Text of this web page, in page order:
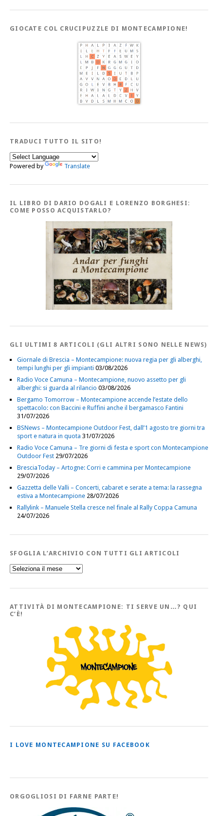
GIOCATE COL CRUCIPUZZLE DI MONTECAMPIONE!
TRADUCI TUTTO IL SITO!
Powered by Translate
IL LIBRO DI DARIO DOGALI E LORENZO BORGHESI:
COME POSSO ACQUISTARLO?
GLI ULTIMI 8 ARTICOLI (GLI ALTRI SONO NELLE NEWS)
Giornale di Brescia – Montecampione: nuova regia per gli alberghi,
tempi lunghi per gli impianti 03/08/2026
Radio Voce Camuna – Montecampione, nuovo assetto per gli
alberghi: si guarda al rilancio 03/08/2026
Bergamo Tomorrow – Montecampione accende l’estate dello
spettacolo: con Baccini e Ruffini anche il bergamasco Fantini
31/07/2026
BSNews – Montecampione Outdoor Fest, dall’1 agosto tre giorni tra
sport e natura in quota 31/07/2026
Radio Voce Camuna – Tre giorni di festa e sport con Montecampione
Outdoor Fest 29/07/2026
BresciaToday – Artogne: Corri e cammina per Montecampione
29/07/2026
Gazzetta delle Valli – Concerti, cabaret e serate a tema: la rassegna
estiva a Montecampione 28/07/2026
Rallylink – Manuele Stella cresce nel finale al Rally Coppa Camuna
24/07/2026
SFOGLIA L’ARCHIVIO CON TUTTI GLI ARTICOLI
Sfoglia
l’Archivio
tutti
Articoli
ATTIVITÀ DI MONTECAMPIONE: TI SERVE UN…? QUI
C’È!
I LOVE MONTECAMPIONE SU FACEBOOK
ORGOGLIOSI DI FARNE PARTE!